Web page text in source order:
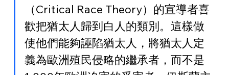
（Critical Race Theory）的宣導者喜
歡把猶太人歸到白人的類別。這樣做
使他們能夠誣陷猶太人，將猶太人定
義為歐洲殖民侵略的繼承者，而不是